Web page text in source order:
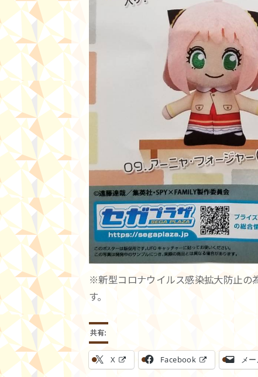
※新型コロナウイルス感染拡大防止の
す。
共有:
X Facebook メ